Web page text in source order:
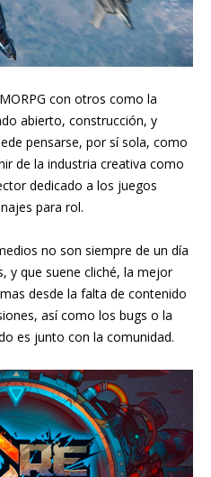
con otros como la
abierto, construcción, y
pensarse, por sí sola, como
de la industria creativa como
dedicado a los juegos
para rol.
no son siempre de un día
y que suene cliché, la mejor
desde la falta de contenido
así como los bugs o la
es junto con la comunidad.